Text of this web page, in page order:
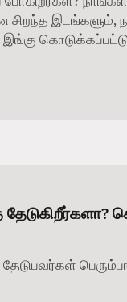
இடங்களும்,